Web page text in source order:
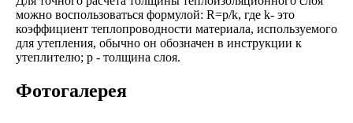
можно воспользоваться формулой: R=p/k, где k- это
коэффициент теплопроводности материала, используемого
для утепления, обычно он обозначен в инструкции к
утеплителю; р - толщина слоя.
Фотогалерея